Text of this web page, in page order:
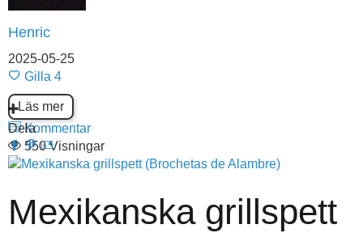
Henric
2025-05-25
Gilla 4
Läs mer
Kommentar
550 Visningar
Dela
Mexikanska grillspett